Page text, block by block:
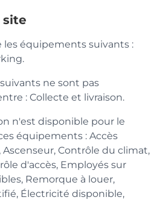
site
les équipements suivants :
ne sont pas
: Collecte et livraison.
n'est disponible pour le
équipements : Accès
Ascenseur, Contrôle du climat,
d'accès, Employés sur
Remorque à louer,
Électricité disponible,